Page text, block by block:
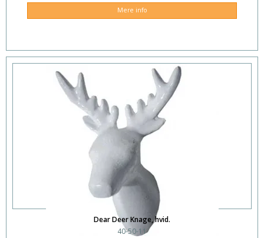
Mere info
Dear Deer Knage, hvid.
40-50-11